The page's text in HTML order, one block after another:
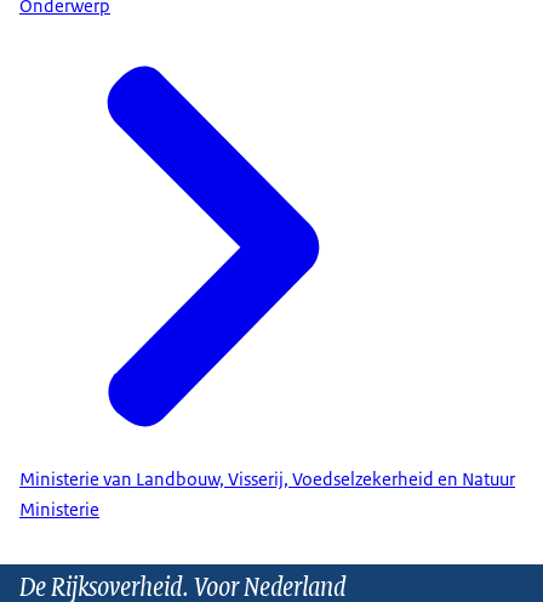
Onderwerp
Ministerie van Landbouw, Visserij, Voedselzekerheid en Natuur
Ministerie
De Rijksoverheid. Voor Nederland